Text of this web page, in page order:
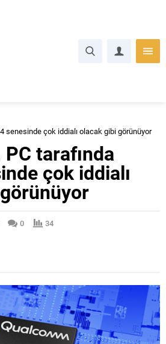
senesinde çok iddialı olacak gibi görünüyor
tarafında
çok iddialı
0
34